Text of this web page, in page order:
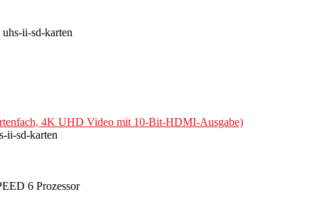
ii-sd-karten
4K UHD Video mit 10-Bit-HDMI-Ausgabe)
ii-sd-karten
6 Prozessor